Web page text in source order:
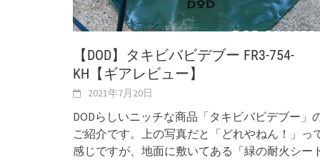
【DOD】タキビバビデブー FR3-754-
KH【ギアレビュー】
2021年7月20日
DODらしいニッチな商品「タキビバビデブー」
ご紹介です。上の写真だと「どれやねん！」っ
感じですが、地面に敷いてある「緑の耐火シー